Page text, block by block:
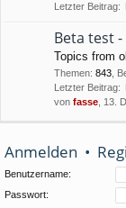
Letzter Beitrag:
Beta test
Topics from
Themen: 843
Letzter Beitrag:
von fasse , 13.
Anmelden •
Benutzername:
Passwort: